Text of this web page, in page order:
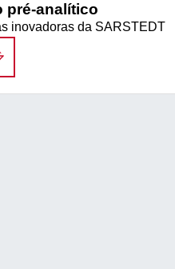
pré-analítico
inovadoras da SARSTEDT
DE TRABALHO